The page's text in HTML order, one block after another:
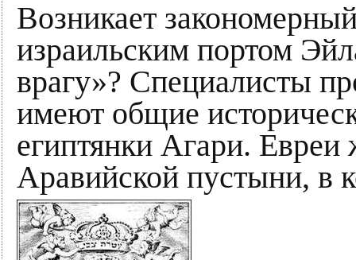
Возникает
израильским портом
врагу»? Специалисты
имеют общие
египтянки Агари.
Аравийской пустыни, в